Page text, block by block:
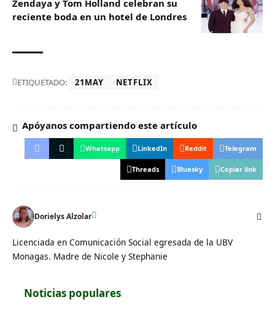
Zendaya y Tom Holland celebran su
reciente boda en un hotel de Londres
ETIQUETADO: 21MAY NETFLIX
Apóyanos compartiendo este artículo
Whatsapp LinkedIn Reddit Telegram
Threads Bluesky Copiar link
Dorielys Alzolar
Licenciada en Comunicación Social egresada de la UBV
Monagas. Madre de Nicole y Stephanie
Noticias populares